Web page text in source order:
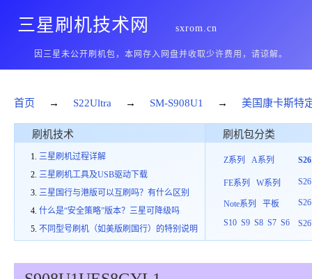
三星刷机技术网 sxrom.cn
因三星未公开刷机包，本网存入网盘并收取少许费用，请谅解。
首页 → S22Ultra → SM-S908U1 → 美国康卡斯特
刷机技术
三星刷机过程详解
三星刷机工具及USB驱动下载
三星国行与港版可以互刷吗？有什么区别
什么是“安全策略”版本？三星可降级吗
不同型号刷机（如美版刷国行）的特别说明
刷机包分类
Z系列 A系列
FE系列 W系列
Note系列
平板
S10 S9 S8 S7 S6
S26